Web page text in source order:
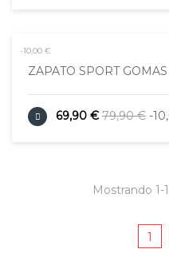
-10,00 €
ZAPATO SPORT
69,90 € 79,90 € -
Mostrando 1-
1